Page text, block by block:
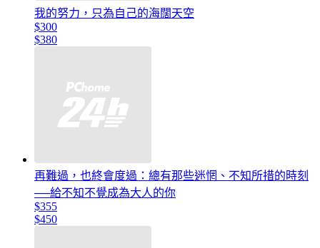
我的努力，只為自己的海闊天空
$300
$380
再難過，也終會度過：總有那些迷惘、不知所措的時刻
──給不知不覺成為大人的你
$355
$450